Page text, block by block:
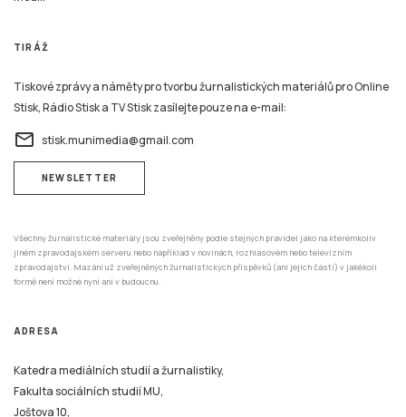
TIRÁŽ
Tiskové zprávy a náměty pro tvorbu žurnalistických materiálů pro Online
Stisk, Rádio Stisk a TV Stisk zasílejte pouze na e-mail:
email stisk.munimedia@gmail.com
NEWSLETTER
Všechny žurnalistické materiály jsou zveřejněny podle stejných pravidel jako na kterémkoliv
jiném zpravodajském serveru nebo například v novinách, rozhlasovém nebo televizním
zpravodajství. Mazání už zveřejněných žurnalistických příspěvků (ani jejich částí) v jakékoli
formě není možné nyní ani v budoucnu.
ADRESA
Katedra mediálních studií a žurnalistiky,
Fakulta sociálních studií MU,
Joštova 10,